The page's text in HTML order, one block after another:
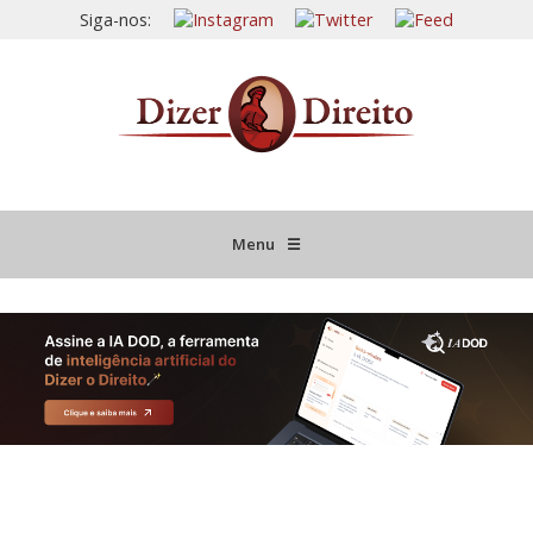
Siga-nos:
Menu ☰
JURISPRUDÊNCIA COMENTADA
INFORMATIVOS COMENTADOS